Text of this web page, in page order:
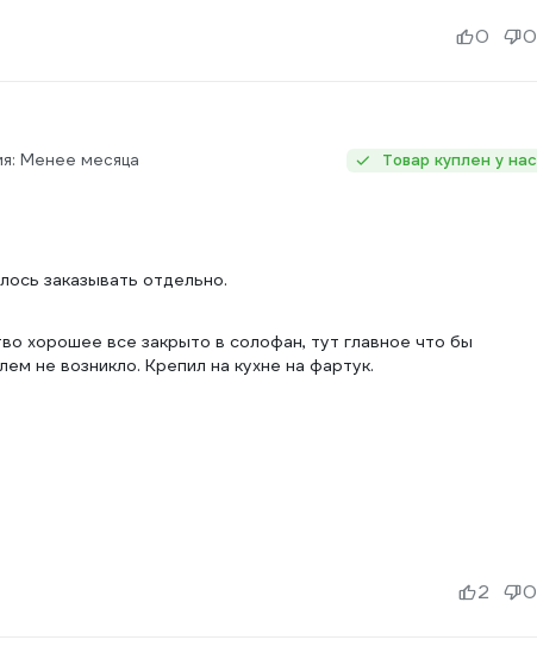
0 0
Менее месяца Товар куплен у нас
заказывать отдельно.
хорошее все закрыто в солофан, тут главное что бы
не возникло. Крепил на кухне на фартук.
2 0